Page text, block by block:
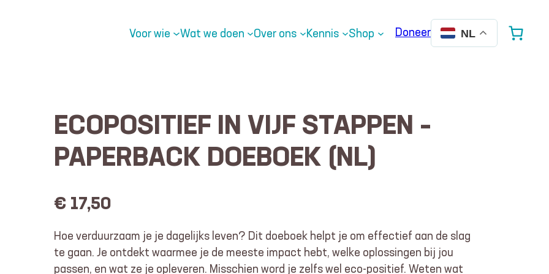
Voor wie Wat we doen Over ons Kennis Shop Doneer NL
ECOPOSITIEF IN VIJF STAPPEN –
PAPERBACK DOEBOEK (NL)
€ 17,50
Hoe verduurzaam je je dagelijks leven? Dit doeboek helpt je om effectief aan de slag
te gaan. Je ontdekt waarmee je de meeste impact hebt, welke oplossingen bij jou
passen, en wat ze je opleveren. Misschien word je zelfs wel eco-positief. Weten wat